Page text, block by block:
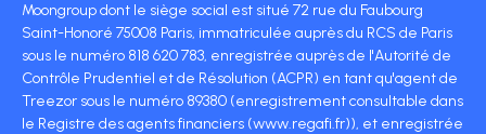
Moongroup dont le siège social est situé 72 rue du Faubourg
Saint-Honoré 75008 Paris, immatriculée auprès du RCS de Paris
sous le numéro 818 620 783, enregistrée auprès de l'Autorité de
Contrôle Prudentiel et de Résolution (ACPR) en tant qu'agent de
Treezor sous le numéro 89380 (enregistrement consultable dans
le Registre des agents financiers (www.regafi.fr)), et enregistrée